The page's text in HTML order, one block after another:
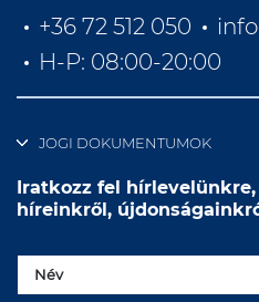
+36 72 512 050
H-P: 08:00-20:00
JOGI DOKUMENTUMOK
Iratkozz fel
híreinkről,